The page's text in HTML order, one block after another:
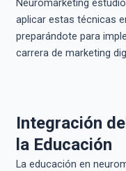
Neuromarketing
aplicar estas técnicas
preparándote para
carrera de marketing
Integración
la Educación
La educación en